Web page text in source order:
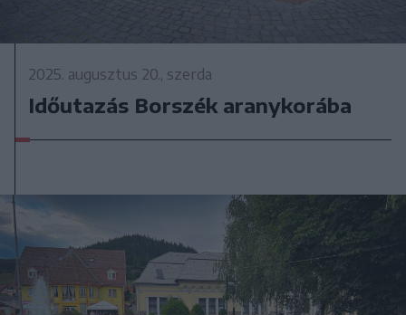
2025. augusztus 20., szerda
Időutazás Borszék aranykorába